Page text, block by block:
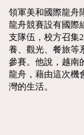
領軍美和國際龍舟
龍舟競賽設有國際
支隊伍，校方召集
養、觀光、餐旅等
參賽。他說，越南
龍舟，藉由這次機
灣的生活。